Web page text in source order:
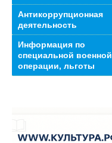
Антикоррупционная
деятельность
Информация по
специальной военной
операции, льготы